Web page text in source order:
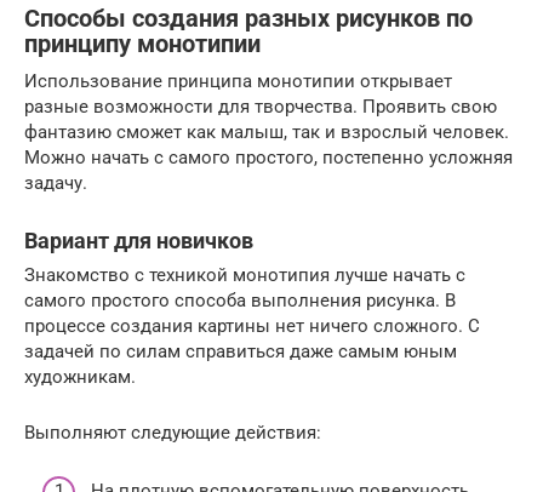
Способы создания разных рисунков по
принципу монотипии
Использование принципа монотипии открывает
разные возможности для творчества. Проявить свою
фантазию сможет как малыш, так и взрослый человек.
Можно начать с самого простого, постепенно усложняя
задачу.
Вариант для новичков
Знакомство с техникой монотипия лучше начать с
самого простого способа выполнения рисунка. В
процессе создания картины нет ничего сложного. С
задачей по силам справиться даже самым юным
художникам.
Выполняют следующие действия: